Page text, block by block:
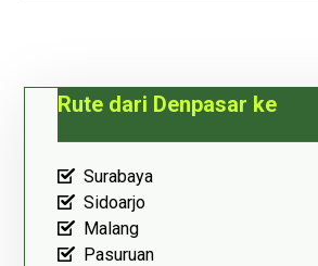
Rute dari Denpasar ke
Surabaya
Sidoarjo
Malang
Pasuruan